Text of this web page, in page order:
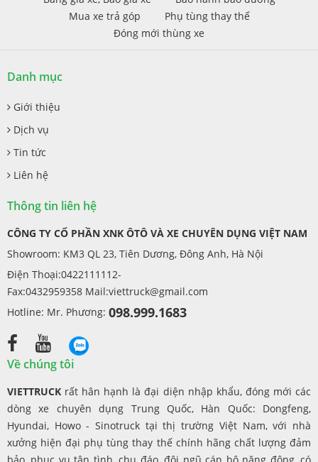
Mua xe trả góp
Phụ tùng thay thế
Đóng mới thùng xe
Danh mục
Giới thiệu
Dịch vụ
Tin tức
Liên hệ
Thông tin liên hệ
CÔNG TY CỔ PHẦN XNK ÔTÔ VÀ XE CHUYÊN DỤNG VIỆT NAM
Showroom: KM3 QL 23, Tiên Dương, Đông Anh, Hà Nội
Điện Thoại:0422111112-
Fax:0432959358 Mail:viettruck@gmail.com
Hotline: Mr. Phương: 098.999.1683
Về chúng tôi
VIETTRUCK rất hân hạnh là đại diện nhập khẩu, đóng mới các
dòng xe chuyên dụng Trung Quốc, Hàn Quốc: Dongfeng,
Hyundai, Howo - Sinotruck tại thị trường Việt Nam, với nhà
xưởng hiện đại phụ tùng thay thế chính hãng chất lượng đảm